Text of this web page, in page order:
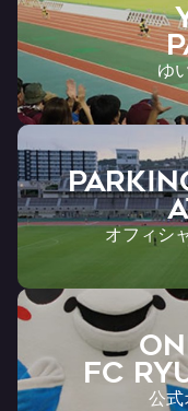
ゆ
オフィシ
FC
公